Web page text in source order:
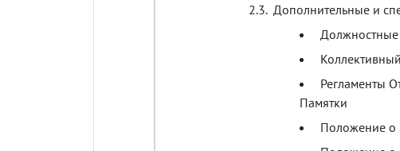
2.3. Дополнительные и
Должностные
Коллективный
Регламенты
Памятки
Положение о